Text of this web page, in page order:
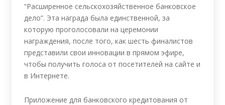
“Расширенное сельскохозяйственное банковское
дело”. Эта награда была единственной, за
которую проголосовали на церемонии
награждения, после того, как шесть финалистов
представили свои инновации в прямом эфире,
чтобы получить голоса от посетителей на сайте и
в Интернете.
Приложение для банковского кредитования от